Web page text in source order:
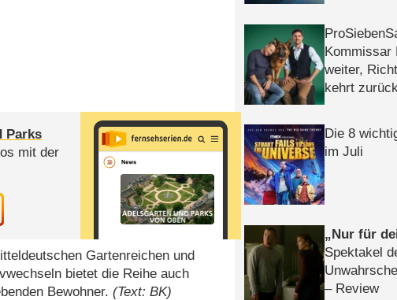
Parks
mit der
Gartenreichen und
bietet die Reihe auch
Bewohner.(Text: BK)
Kommissar
weiter,
kehrt
Die 8
im Juli
Nur für
Spektakel
– Review